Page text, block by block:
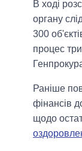
В ході
органу
300
процес
Раніше
фінансів
щодо